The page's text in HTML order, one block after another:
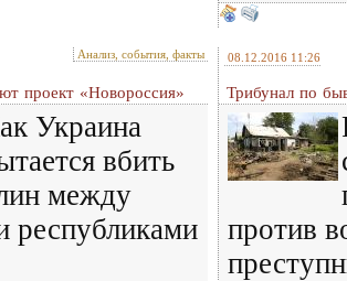
Анализ, события, факты
проект «Новороссия»
Украина
вбить
между
республиками
08.12.2016 11:26
Трибунал по
против